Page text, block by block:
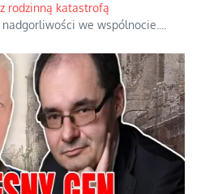
rodzinną katastrofą
we wspólnocie.